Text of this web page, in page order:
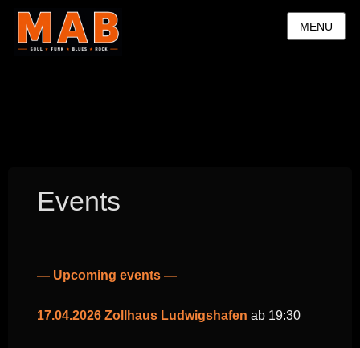
MENU
Events
— Upcoming events —
17.04.2026 Zollhaus Ludwigshafen ab 19:30